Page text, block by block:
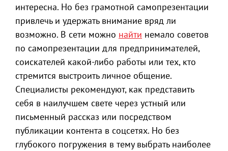
интересна. Но без грамотной самопрезентации
привлечь и удержать внимание вряд ли
возможно. В сети можно найти немало советов
по самопрезентации для предпринимателей,
соискателей какой-либо работы или тех, кто
стремится выстроить личное общение.
Специалисты рекомендуют, как представить
себя в наилучшем свете через устный или
письменный рассказ или посредством
публикации контента в соцсетях. Но без
глубокого погружения в тему выбрать наиболее